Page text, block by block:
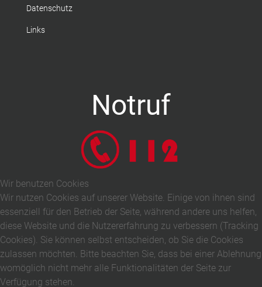
Datenschutz
Links
Notruf
Wir benutzen Cookies
Wir nutzen Cookies auf unserer Website. Einige von ihnen sind
essenziell für den Betrieb der Seite, während andere uns helfen,
diese Website und die Nutzererfahrung zu verbessern (Tracking
Cookies). Sie können selbst entscheiden, ob Sie die Cookies
zulassen möchten. Bitte beachten Sie, dass bei einer Ablehnung
womöglich nicht mehr alle Funktionalitäten der Seite zur
Verfügung stehen.